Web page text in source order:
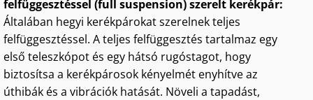
felfüggesztéssel (full suspension) szerelt kerékpár:
Általában hegyi kerékpárokat szerelnek teljes
felfüggesztéssel. A teljes felfüggesztés tartalmaz egy
első teleszkópot és egy hátsó rugóstagot, hogy
biztosítsa a kerékpárosok kényelmét enyhítve az
úthibák és a vibrációk hatását. Növeli a tapadást,